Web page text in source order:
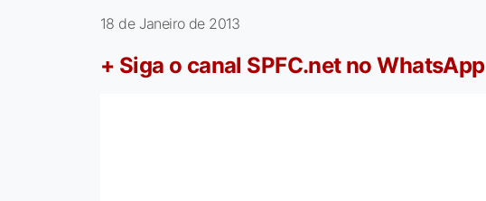
18 de Janeiro de 2013
+ Siga o canal SPFC.net no WhatsApp